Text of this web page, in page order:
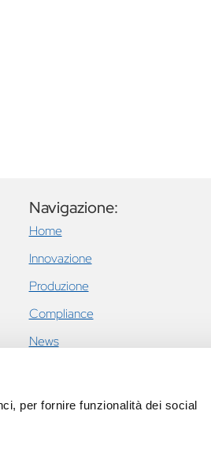
per fornire funzionalità dei social
Navigazione:
Home
Innovazione
Produzione
Compliance
News
prolasso pavimento pelvico